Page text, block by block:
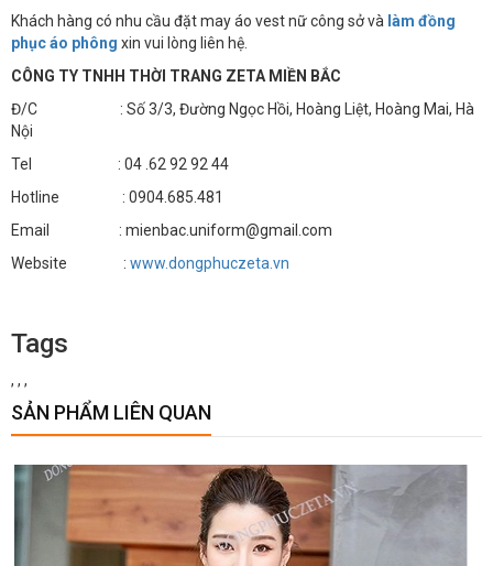
Khách hàng có nhu cầu đặt may áo vest nữ công sở và làm đồng
phục áo phông xin vui lòng liên hệ.
CÔNG TY TNHH THỜI TRANG ZETA MIỀN BẮC
Đ/C : Số 3/3, Đường Ngọc Hồi, Hoàng Liệt, Hoàng Mai, Hà
Nội
Tel : 04 .62 92 92 44
Hotline : 0904.685.481
Email : mienbac.uniform@gmail.com
Website : www.dongphuczeta.vn
Tags
, , ,
SẢN PHẨM LIÊN QUAN